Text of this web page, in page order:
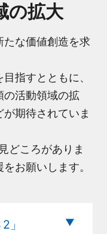
の拡大
たな価値創造を求
指すとともに、
の活動領域の拡
期待されていま
どころがありま
をお願いします。
」